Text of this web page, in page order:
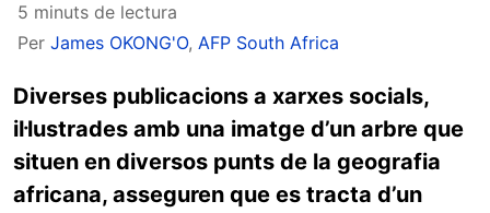
5 minuts de lectura
Per James OKONG'O, AFP South Africa
Diverses publicacions a xarxes socials,
il·lustrades amb una imatge d’un arbre que
situen en diversos punts de la geografia
africana, asseguren que es tracta d’un